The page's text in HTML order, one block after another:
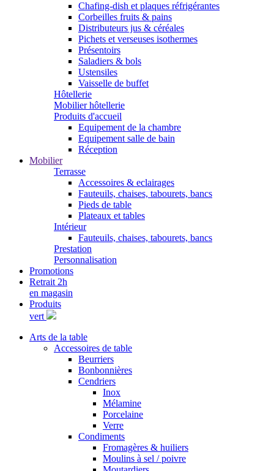
Chafing-dish et plaques réfrigérantes
Corbeilles fruits & pains
Distributeurs jus & céréales
Pichets et verseuses isothermes
Présentoirs
Saladiers & bols
Ustensiles
Vaisselle de buffet
Hôtellerie
Mobilier hôtellerie
Produits d'accueil
Equipement de la chambre
Equipement salle de bain
Réception
Mobilier
Terrasse
Accessoires & eclairages
Fauteuils, chaises, tabourets, bancs
Pieds de table
Plateaux et tables
Intérieur
Fauteuils, chaises, tabourets, bancs
Prestation
Personnalisation
Promotions
Retrait 2h
en magasin
Produits
vert
Arts de la table
Accessoires de table
Beurriers
Bonbonnières
Cendriers
Inox
Mélamine
Porcelaine
Verre
Condiments
Fromagères & huiliers
Moulins à sel / poivre